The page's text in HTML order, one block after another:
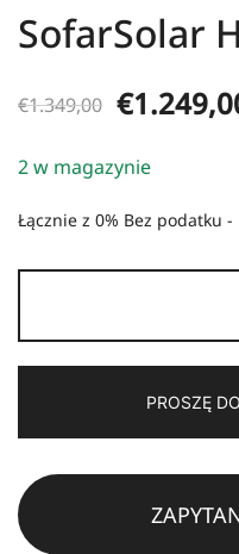
SofarSolar
€1.349,00
cena
€1.349,00.
€
2 w magazynie
Łącznie z 0% Bez podatku
PROSZĘ